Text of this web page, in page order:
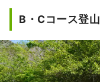
B・Cコース登